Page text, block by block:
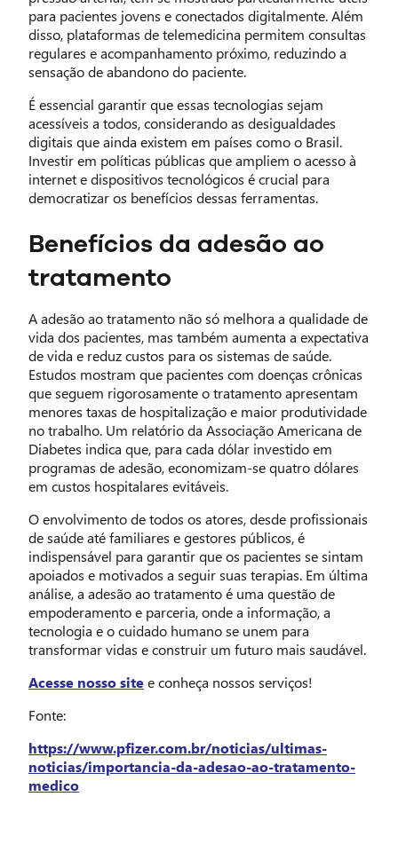
para pacientes jovens e conectados digitalmente. Além
disso, plataformas de telemedicina permitem consultas
regulares e acompanhamento próximo, reduzindo a
sensação de abandono do paciente.
É essencial garantir que essas tecnologias sejam
acessíveis a todos, considerando as desigualdades
digitais que ainda existem em países como o Brasil.
Investir em políticas públicas que ampliem o acesso à
internet e dispositivos tecnológicos é crucial para
democratizar os benefícios dessas ferramentas.
Benefícios da adesão ao
tratamento
A adesão ao tratamento não só melhora a qualidade de
vida dos pacientes, mas também aumenta a expectativa
de vida e reduz custos para os sistemas de saúde.
Estudos mostram que pacientes com doenças crônicas
que seguem rigorosamente o tratamento apresentam
menores taxas de hospitalização e maior produtividade
no trabalho. Um relatório da Associação Americana de
Diabetes indica que, para cada dólar investido em
programas de adesão, economizam-se quatro dólares
em custos hospitalares evitáveis.
O envolvimento de todos os atores, desde profissionais
de saúde até familiares e gestores públicos, é
indispensável para garantir que os pacientes se sintam
apoiados e motivados a seguir suas terapias. Em última
análise, a adesão ao tratamento é uma questão de
empoderamento e parceria, onde a informação, a
tecnologia e o cuidado humano se unem para
transformar vidas e construir um futuro mais saudável.
Acesse nosso sitee conheça nossos serviços!
Fonte:
https://www.pfizer.com.br/noticias/ultimas-
noticias/importancia-da-adesao-ao-tratamento-
medico